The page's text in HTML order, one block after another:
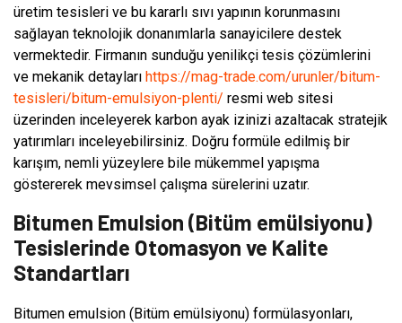
üretim tesisleri ve bu kararlı sıvı yapının korunmasını
sağlayan teknolojik donanımlarla sanayicilere destek
vermektedir. Firmanın sunduğu yenilikçi tesis çözümlerini
ve mekanik detayları https://mag-trade.com/urunler/bitum-
tesisleri/bitum-emulsiyon-plenti/ resmi web sitesi
üzerinden inceleyerek karbon ayak izinizi azaltacak stratejik
yatırımları inceleyebilirsiniz. Doğru formüle edilmiş bir
karışım, nemli yüzeylere bile mükemmel yapışma
göstererek mevsimsel çalışma sürelerini uzatır.
Bitumen Emulsion (Bitüm emülsiyonu)
Tesislerinde Otomasyon ve Kalite
Standartları
Bitumen emulsion (Bitüm emülsiyonu) formülasyonları,